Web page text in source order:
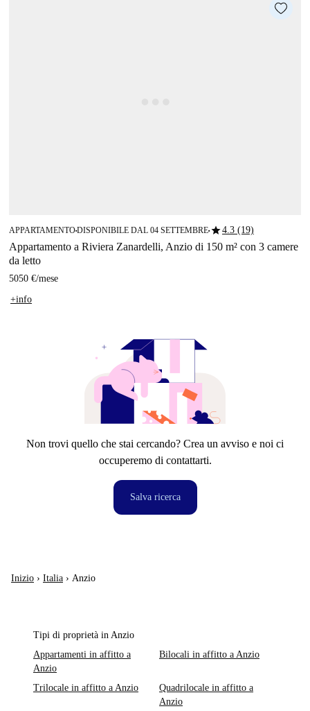
APPARTAMENTO■DISPONIBILE DAL 04 SETTEMBRE■star4.3 (19)
Appartamento a Riviera Zanardelli, Anzio di 150 m² con 3 camere
da letto
5050 €/mese
+info
Non trovi quello che stai cercando? Crea un avviso e noi ci
occuperemo di contattarti.
Salva ricerca
Inizio › Italia › Anzio
Tipi di proprietà in Anzio
Appartamenti in affitto a
Anzio
Bilocali in affitto a Anzio
Trilocale in affitto a Anzio
Quadrilocale in affitto a
Anzio